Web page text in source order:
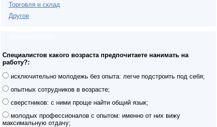
Торговля и склад
Другое
Специалистов какого возраста предпочитаете нанимать на
работу?:
исключительно молодежь без опыта: легче подстроить под себя;
опытных сотрудников в возрасте;
сверстников: с ними проще найти общий язык;
молодых профессионалов с опытом: именно от них вижу
максимальную отдачу;